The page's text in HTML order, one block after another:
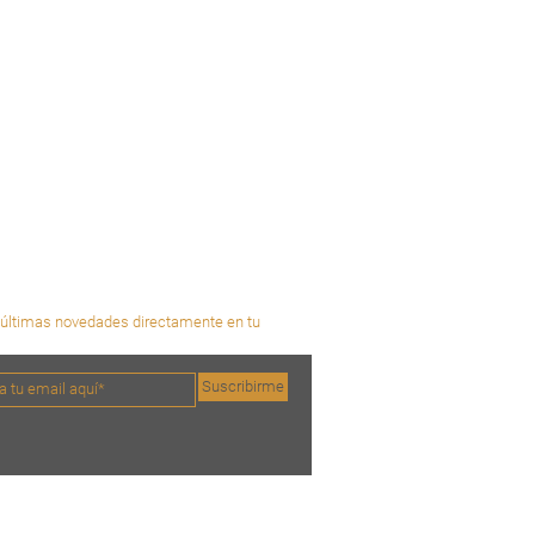
Suscribirme
últimas novedades directamente en tu